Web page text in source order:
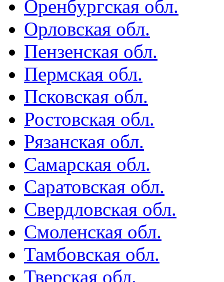
Оренбургская обл.
Орловская обл.
Пензенская обл.
Пермская обл.
Псковская обл.
Ростовская обл.
Рязанская обл.
Самарская обл.
Саратовская обл.
Свердловская обл.
Смоленская обл.
Тамбовская обл.
Тверская обл.